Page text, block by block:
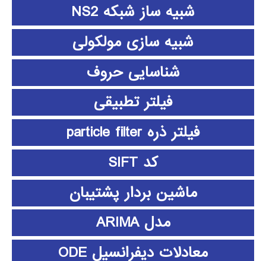
شبیه ساز شبکه NS2
شبیه سازی مولکولی
شناسایی حروف
فیلتر تطبیقی
فیلتر ذره particle filter
کد SIFT
ماشین بردار پشتیبان
مدل ARIMA
معادلات دیفرانسیل ODE